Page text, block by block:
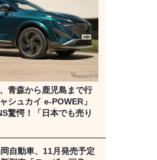
青森から鹿児島まで行
ュカイ e-POWER」
驚愕！「日本でも売り
自動車、11月発売予定